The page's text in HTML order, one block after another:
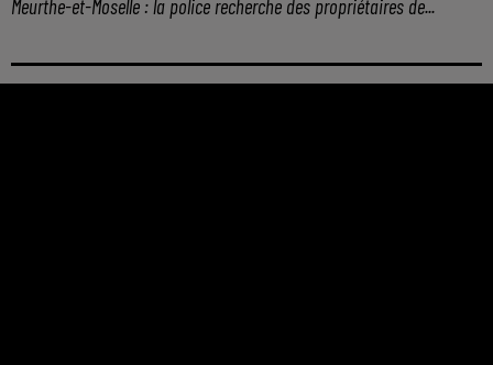
Meurthe-et-Moselle : la police recherche des propriétaires de...